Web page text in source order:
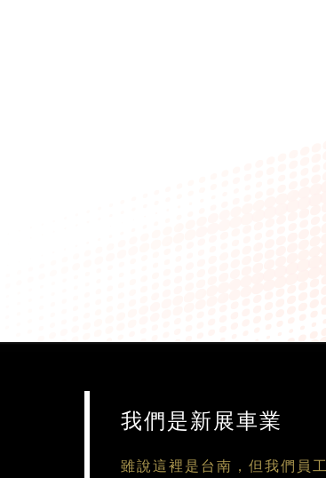
我們是新展車業
雖說這裡是台南，但我們員